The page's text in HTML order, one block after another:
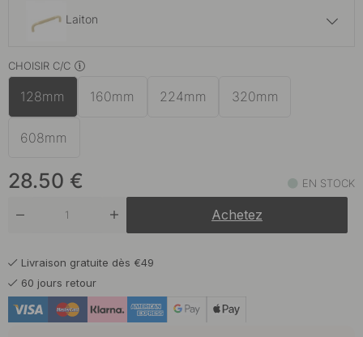
Laiton
Bronze foncé
Noir mat
Bronze Antique
CHOISIR C/C
128mm 160mm 224mm 320mm
608mm
28.50 € EN STOCK
Achetez
Livraison gratuite dès €49
60 jours retour